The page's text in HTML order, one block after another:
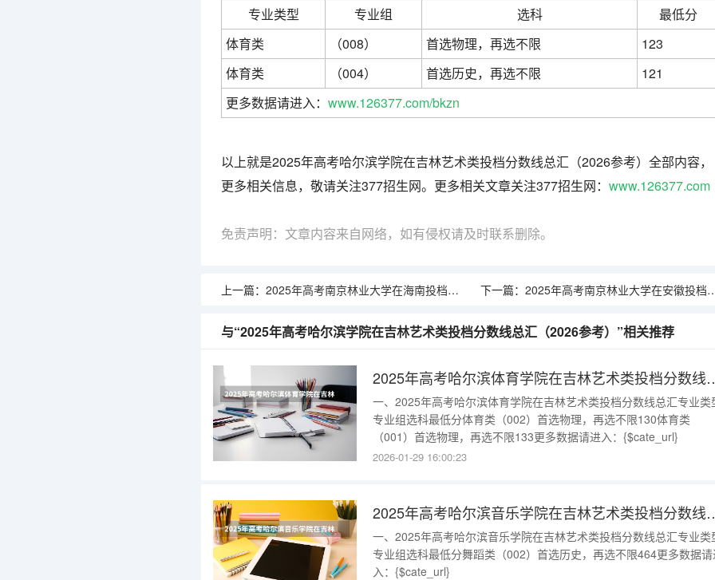
专业类型 专业组 选科
最低分
体育类
（008） 首选物理，再选不限
123
体育类
（004） 首选历史，再选不限
121
更多数据请进入： www.126377.com/bkzn
以上就是2025年高考哈尔滨学院在吉林艺术类投档分数线总汇（2026参考）全部内容，
更多相关信息，敬请关注377招生网。更多相关文章关注377招生网： www.126377.com
免责声明：文章内容来自网络，如有侵权请及时联系删除。
上一篇： 2025年高考南京林业大学在海南投档分数线总汇（2026参考） 下一篇： 2025年高考南京林业大学在安徽投档分数线总汇（2026参考）
与“2025年高考哈尔滨学院在吉林艺术类投档分数线总汇（2026参考）”相关推荐
2025年高考哈尔滨体育
一、2025年高考哈尔滨体育学院在吉林艺术类投档分数线总汇专业类
专业组选科最低分体育类（002）首选物理，再选不限130体育类
（001）首选物理，再选不限133更多数据请进入：{$cate_url}
2026-01-29 16:00:23
2025年高考哈尔滨音乐
一、2025年高考哈尔滨音乐学院在吉林艺术类投档分数线总汇专业类
专业组选科最低分舞蹈类（002）首选历史，再选不限464更多数据
入：{$cate_url}